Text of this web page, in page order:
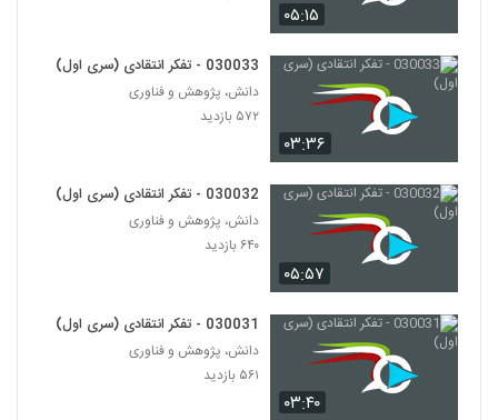
132
Complexity)
Complexity)
۵۶۸ بازدید
134
028144 - پیچیدگی اجتماعی (Social
Complexity)
Complexity)
Complexity)
۵۶۶ بازدید
۰۵:۱۵
۰۳:۳۶
030033 - تفکر انتقادی (سری اول)
دانش، پژوهش و فناوری
۵۷۲ بازدید
۰۵:۵۷
030032 - تفکر انتقادی (سری اول)
دانش، پژوهش و فناوری
۶۴۰ بازدید
۰۳:۴۰
030031 - تفکر انتقادی (سری اول)
دانش، پژوهش و فناوری
۵۶۱ بازدید